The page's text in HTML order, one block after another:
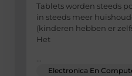
Tablets worden steeds
in steeds meer
(kinderen hebben er
Het
Electronica En